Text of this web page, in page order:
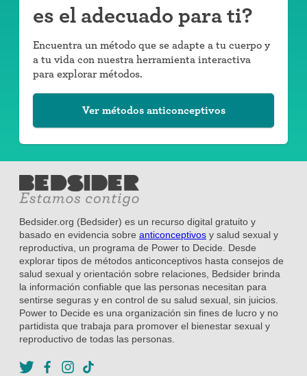
es el adecuado para ti?
Encuentra un método que se adapte a tu cuerpo y
a tu vida con nuestra herramienta interactiva
para explorar métodos.
Ver métodos anticonceptivos
Bedsider.org (Bedsider) es un recurso digital gratuito y
basado en evidencia sobre anticonceptivos y salud sexual y
reproductiva, un programa de Power to Decide. Desde
explorar tipos de métodos anticonceptivos hasta consejos de
salud sexual y orientación sobre relaciones, Bedsider brinda
la información confiable que las personas necesitan para
sentirse seguras y en control de su salud sexual, sin juicios.
Power to Decide es una organización sin fines de lucro y no
partidista que trabaja para promover el bienestar sexual y
reproductivo de todas las personas.